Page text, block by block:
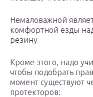
Немаловажной
комфортной езды
резину
Кроме этого, надо
чтобы подобрать
момент существуют
протекторов: